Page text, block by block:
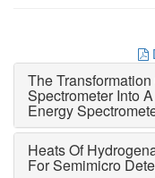
The
Spectrometer Into
Energy
Heats Of
For Semimicro